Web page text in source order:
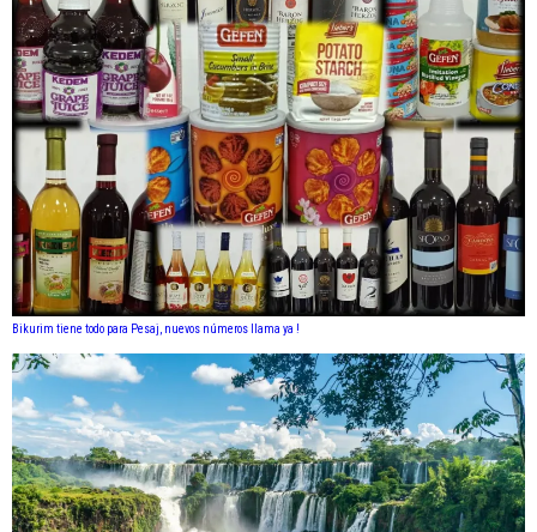
Bikurim tiene todo para Pesaj, nuevos números llama ya !